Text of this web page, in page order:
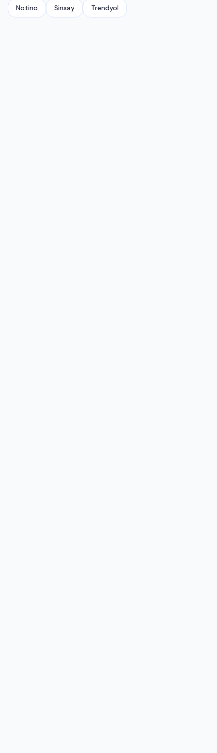
Notino Sinsay Trendyol